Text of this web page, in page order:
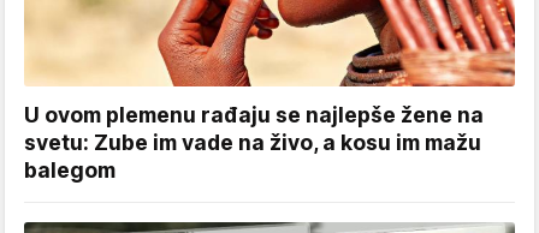
U ovom plemenu rađaju se najlepše žene na
svetu: Zube im vade na živo, a kosu im mažu
balegom